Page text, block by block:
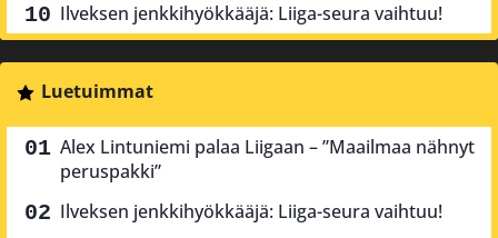
Ilveksen jenkkihyökkääjä: Liiga-seura vaihtuu!
Luetuimmat
Alex Lintuniemi palaa Liigaan – ”Maailmaa nähnyt
peruspakki”
Ilveksen jenkkihyökkääjä: Liiga-seura vaihtuu!